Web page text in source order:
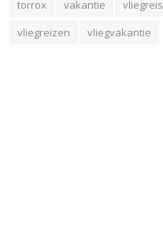
torrox
vakantie
vliegreis
vliegreizen
vliegvakantie